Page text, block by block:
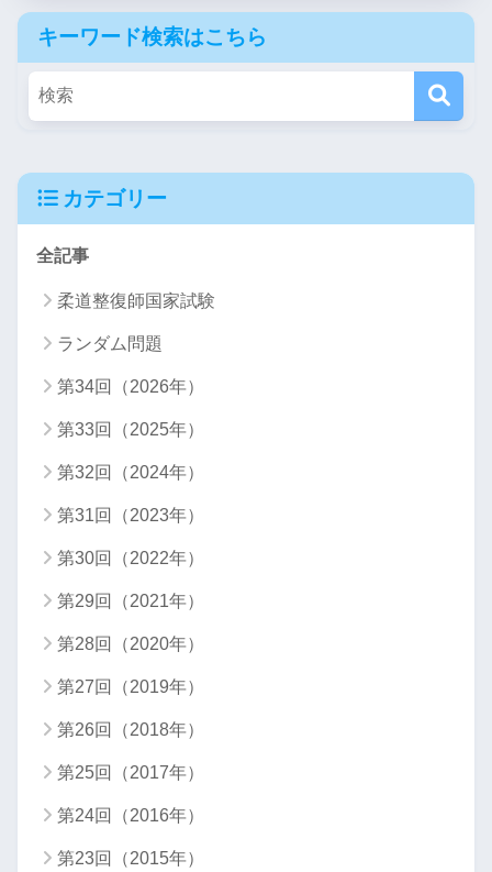
キーワード検索はこちら
カテゴリー
全記事
柔道整復師国家試験
ランダム問題
第34回（2026年）
第33回（2025年）
第32回（2024年）
第31回（2023年）
第30回（2022年）
第29回（2021年）
第28回（2020年）
第27回（2019年）
第26回（2018年）
第25回（2017年）
第24回（2016年）
第23回（2015年）